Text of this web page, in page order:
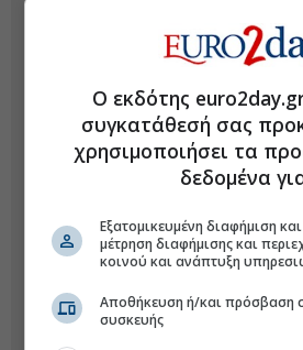
Ο εκδότης
συγκατάθεσή σας
χρησιμοποιήσει τα
δεδομένα
Εξατομικευμένη διαφήμιση
μέτρηση διαφήμισης και
κοινού και ανάπτυξη
Αποθήκευση ή/και πρόσβαση
συσκευής